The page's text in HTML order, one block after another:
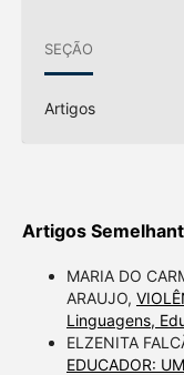
SEÇÃO
Artigos
Artigos
MARIA DO
ARAUJO,
Linguagens,
ELZENITA
EDUCADOR: